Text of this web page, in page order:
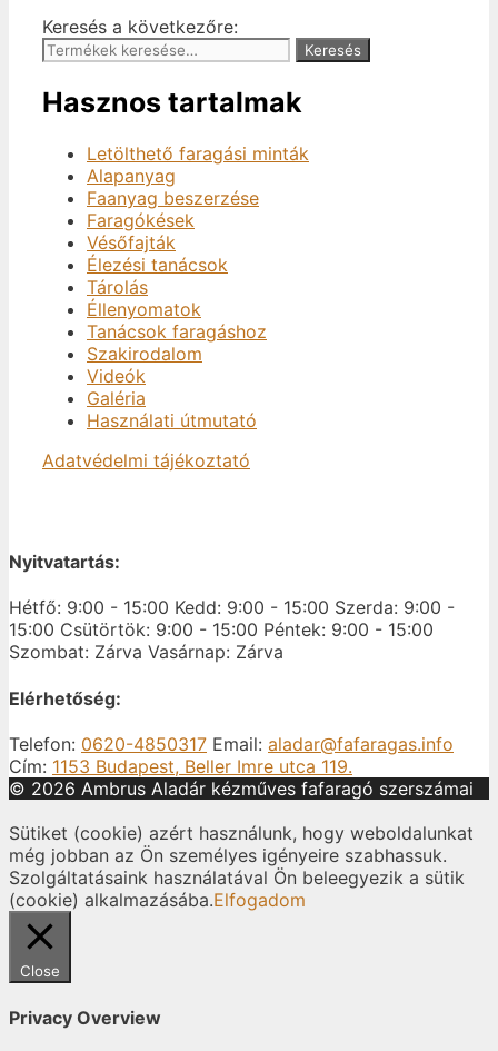
Keresés a következőre:
Keresés
Hasznos tartalmak
Letölthető faragási minták
Alapanyag
Faanyag beszerzése
Faragókések
Vésőfajták
Élezési tanácsok
Tárolás
Éllenyomatok
Tanácsok faragáshoz
Szakirodalom
Videók
Galéria
Használati útmutató
Adatvédelmi tájékoztató
Nyitvatartás:
Hétfő: 9:00 - 15:00 Kedd: 9:00 - 15:00 Szerda: 9:00 -
15:00 Csütörtök: 9:00 - 15:00 Péntek: 9:00 - 15:00
Szombat: Zárva Vasárnap: Zárva
Elérhetőség:
Telefon: 0620-4850317 Email: aladar@fafaragas.info
Cím: 1153 Budapest, Beller Imre utca 119.
© 2026 Ambrus Aladár kézműves fafaragó szerszámai
Sütiket (cookie) azért használunk, hogy weboldalunkat
még jobban az Ön személyes igényeire szabhassuk.
Szolgáltatásaink használatával Ön beleegyezik a sütik
(cookie) alkalmazásába.Elfogadom
Close
Privacy Overview